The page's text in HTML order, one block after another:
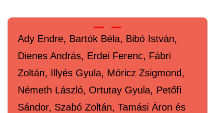
Ady Endre, Bartók Béla, Bibó István,
Dienes András, Erdei Ferenc, Fábri
Zoltán, Illyés Gyula, Móricz Zsigmond,
Németh László, Ortutay Gyula, Petőfi
Sándor, Szabó Zoltán, Tamási Áron és